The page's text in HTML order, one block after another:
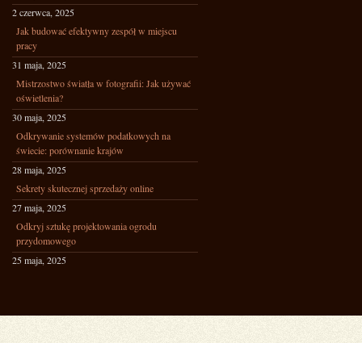
2 czerwca, 2025
Jak budować efektywny zespół w miejscu
pracy
31 maja, 2025
Mistrzostwo światła w fotografii: Jak używać
oświetlenia?
30 maja, 2025
Odkrywanie systemów podatkowych na
świecie: porównanie krajów
28 maja, 2025
Sekrety skutecznej sprzedaży online
27 maja, 2025
Odkryj sztukę projektowania ogrodu
przydomowego
25 maja, 2025